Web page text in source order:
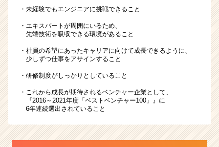
・未経験でもエンジニアに挑戦できること
・エキスパートが周囲にいるため、
先端技術を吸収できる環境があること
・社員の希望にあったキャリアに向けて成長できるように、
少しずつ仕事をアサインすること
・研修制度がしっかりとしていること
・これから成長が期待されるベンチャー企業として、
『2016～2021年度「ベストベンチャー100」』に
6年連続選出されていること